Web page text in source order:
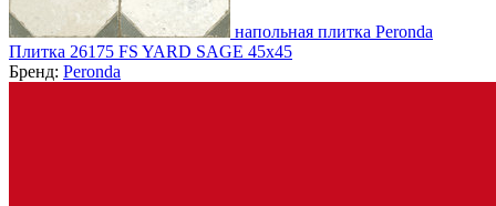
напольная плитка Peronda
Плитка 26175 FS YARD SAGE 45x45
Бренд: Peronda